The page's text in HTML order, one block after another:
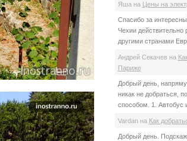
Яша на Цены на
Спасибо за
Чехии действительно
другими странами
Андрей Секачев на
Париже
Добрый день,
никак не добраться,
способом. 1. Автобус
Vardanна Как
Добрый день.